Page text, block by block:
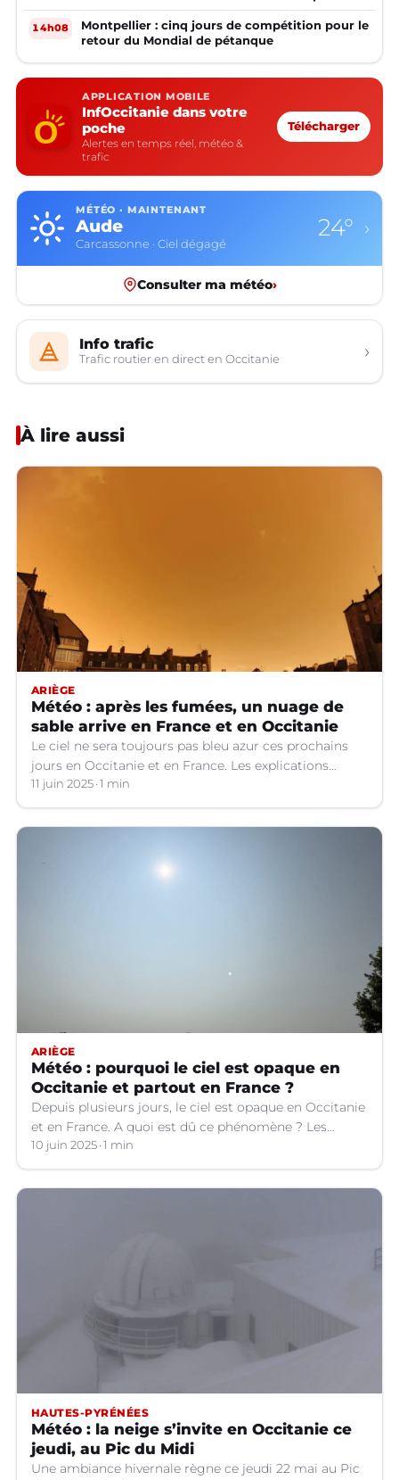
14h08
Montpellier : cinq jours de compétition pour le
retour du Mondial de pétanque
APPLICATION MOBILE
InfOccitanie dans votre
poche
Alertes en temps réel, météo &
trafic
Télécharger
MÉTÉO · MAINTENANT
Aude
Carcassonne · Ciel dégagé
24° ›
Consulter ma météo›
Info trafic
Trafic routier en direct en Occitanie ›
À lire aussi
ARIÈGE
Météo : après les fumées, un nuage de
sable arrive en France et en Occitanie
Le ciel ne sera toujours pas bleu azur ces prochains
jours en Occitanie et en France. Les explications
météo.
11 juin 2025 1 min
ARIÈGE
Météo : pourquoi le ciel est opaque en
Occitanie et partout en France ?
Depuis plusieurs jours, le ciel est opaque en Occitanie
et en France. A quoi est dû ce phénomène ? Les
explications.
10 juin 2025 1 min
HAUTES-PYRÉNÉES
Météo : la neige s’invite en Occitanie ce
jeudi, au Pic du Midi
Une ambiance hivernale règne ce jeudi 22 mai au Pic